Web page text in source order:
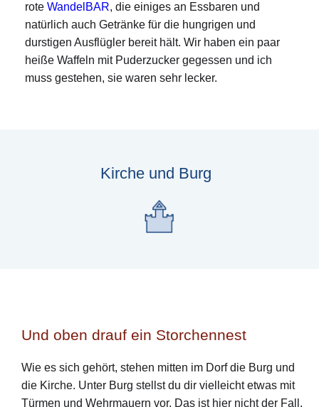
rote WandelBAR, die einiges an Essbaren und
natürlich auch Getränke für die hungrigen und
durstigen Ausflügler bereit hält. Wir haben ein paar
heiße Waffeln mit Puderzucker gegessen und ich
muss gestehen, sie waren sehr lecker.
Kirche und Burg
Und oben drauf ein Storchennest
Wie es sich gehört, stehen mitten im Dorf die Burg und
die Kirche. Unter Burg stellst du dir vielleicht etwas mit
Türmen und Wehrmauern vor. Das ist hier nicht der Fall.